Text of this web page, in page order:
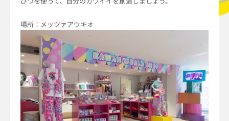
場所：メッツァアウキオ